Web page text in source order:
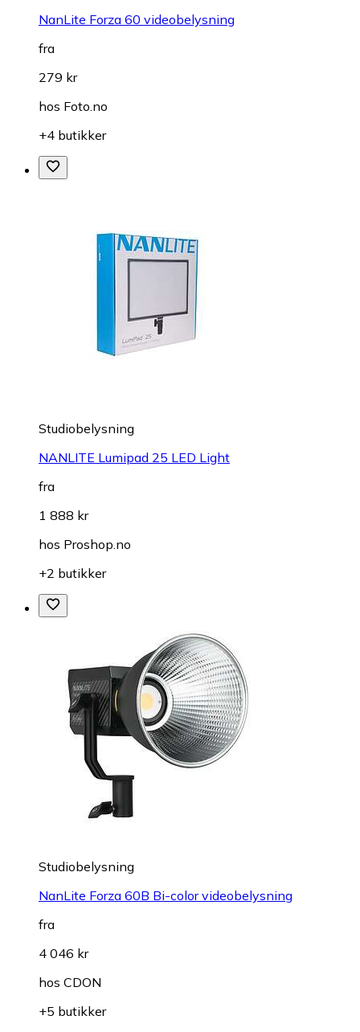
NanLite Forza 60 videobelysning
fra
279 kr
hos Foto.no
+4 butikker
Studiobelysning
NANLITE Lumipad 25 LED Light
fra
1 888 kr
hos Proshop.no
+2 butikker
Studiobelysning
NanLite Forza 60B Bi-color videobelysning
fra
4 046 kr
hos CDON
+5 butikker